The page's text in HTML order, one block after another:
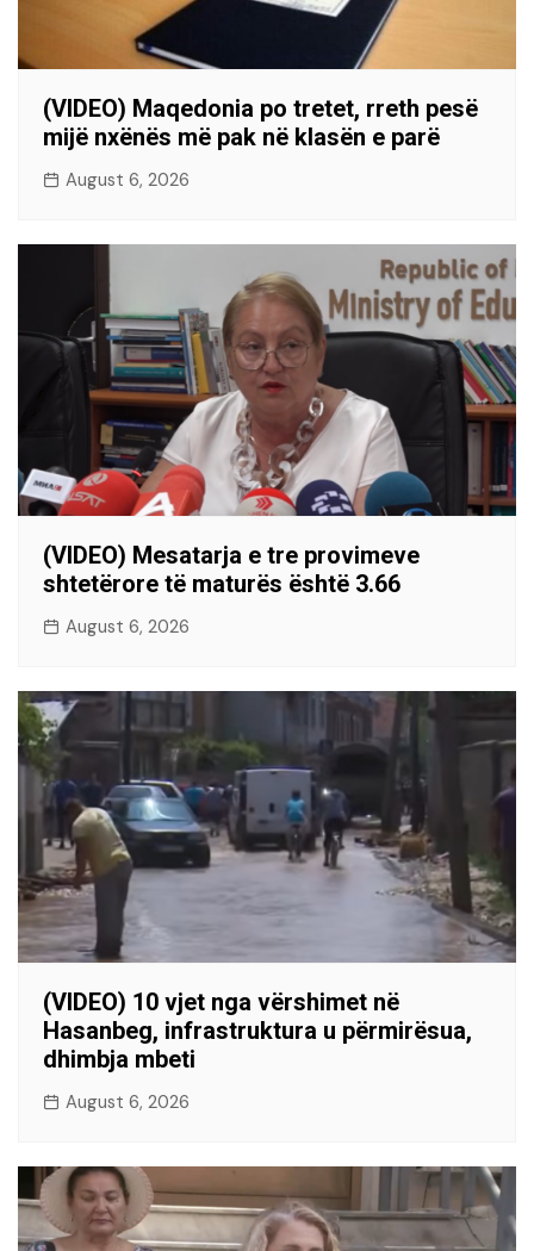
(VIDEO) Maqedonia po tretet, rreth pesë
mijë nxënës më pak në klasën e parë
August 6, 2026
(VIDEO) Mesatarja e tre provimeve
shtetërore të maturës është 3.66
August 6, 2026
(VIDEO) 10 vjet nga vërshimet në
Hasanbeg, infrastruktura u përmirësua,
dhimbja mbeti
August 6, 2026